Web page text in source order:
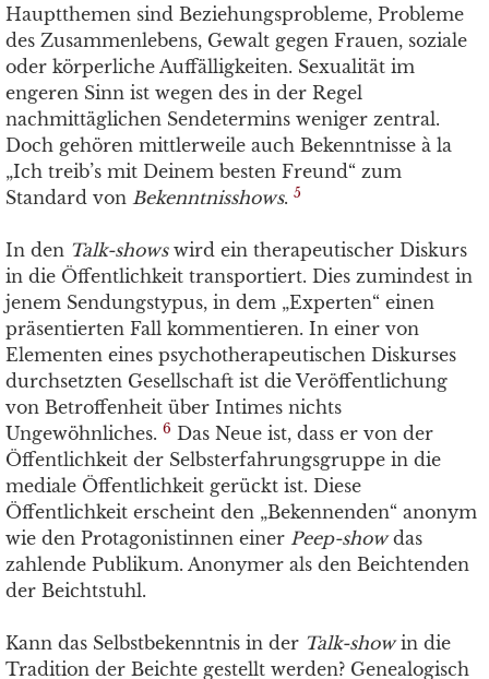
Hauptthemen sind Beziehungsprobleme, Probleme
des Zusammenlebens, Gewalt gegen Frauen, soziale
oder körperliche Auffälligkeiten. Sexualität im
engeren Sinn ist wegen des in der Regel
nachmittäglichen Sendetermins weniger zentral.
Doch gehören mittlerweile auch Bekenntnisse à la
„Ich treib’s mit Deinem besten Freund“ zum
Standard von Bekenntnisshows. 5
In den Talk-showswird ein therapeutischer Diskurs
in die Öffentlichkeit transportiert. Dies zumindest in
jenem Sendungstypus, in dem „Experten“ einen
präsentierten Fall kommentieren. In einer von
Elementen eines psychotherapeutischen Diskurses
durchsetzten Gesellschaft ist die Veröffentlichung
von Betroffenheit über Intimes nichts
Ungewöhnliches. 6 Das Neue ist, dass er von der
Öffentlichkeit der Selbsterfahrungsgruppe in die
mediale Öffentlichkeit gerückt ist. Diese
Öffentlichkeit erscheint den „Bekennenden“ anonym
wie den Protagonistinnen einer Peep-showdas
zahlende Publikum. Anonymer als den Beichtenden
der Beichtstuhl.
Kann das Selbstbekenntnis in der Talk-showin die
Tradition der Beichte gestellt werden? Genealogisch